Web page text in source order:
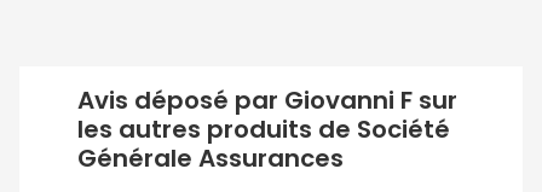
Avis déposé par Giovanni F sur
les autres produits de Société
Générale Assurances